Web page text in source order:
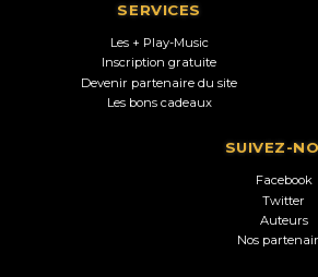
SERVICES
Les + Play-Music
Inscription gratuite
Devenir partenaire du site
Les bons cadeaux
SUIVEZ-
Facebook
Twitter
Auteurs
Nos